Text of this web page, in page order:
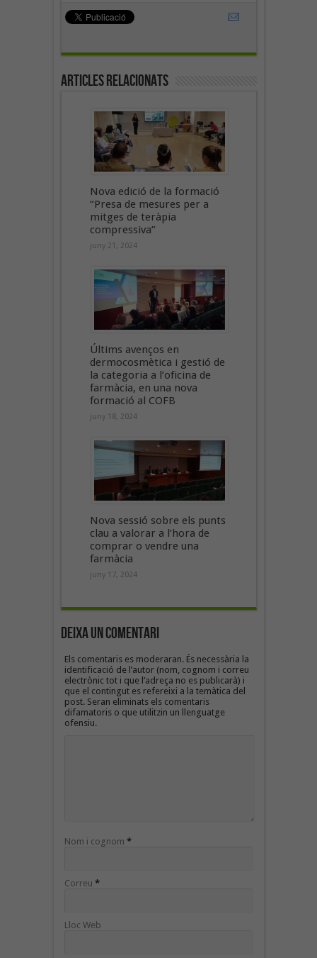
Articles Relacionats
Nova edició de la formació
“Presa de mesures per a
mitges de teràpia
compressiva”
juny 21, 2024
Últims avenços en
dermocosmètica i gestió de
la categoria a l’oficina de
farmàcia, en una nova
formació al COFB
juny 18, 2024
Nova sessió sobre els punts
clau a valorar a l’hora de
comprar o vendre una
farmàcia
juny 17, 2024
Deixa un Comentari
Els comentaris es moderaran. És necessària la
identificació de l’autor (nom, cognom i correu
electrònic tot i que l’adreça no es publicarà) i
que el contingut es refereixi a la temàtica del
post. Seran eliminats els comentaris
difamatoris o que utilitzin un llenguatge
ofensiu.
Nom i cognom *
Correu *
Lloc Web